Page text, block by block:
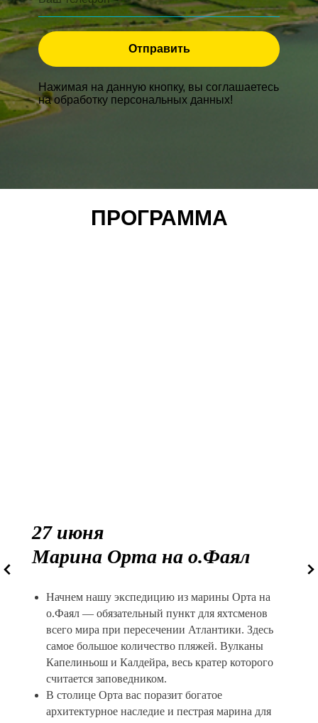
Отправить
Нажимая на данную кнопку, вы соглашаетесь
на обработку персональных данных!
ПРОГРАММА
27 июня
Марина Орта на о.Фаял
Начнем нашу экспедицию из марины Орта на
о.Фаял — обязательный пункт для яхтсменов
всего мира при пересечении Атлантики. Здесь
самое большое количество пляжей. Вулканы
Капелиньош и Калдейра, весь кратер которого
считается заповедником.
В столице Орта вас поразит богатое
архитектурное наследие и пестрая марина для